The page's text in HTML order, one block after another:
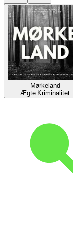
Mørkeland
Ægte Kriminalitet